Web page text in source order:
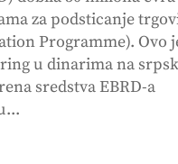
za podsticanje
Programme). Ovo
u dinarima na
sredstva EBRD-a